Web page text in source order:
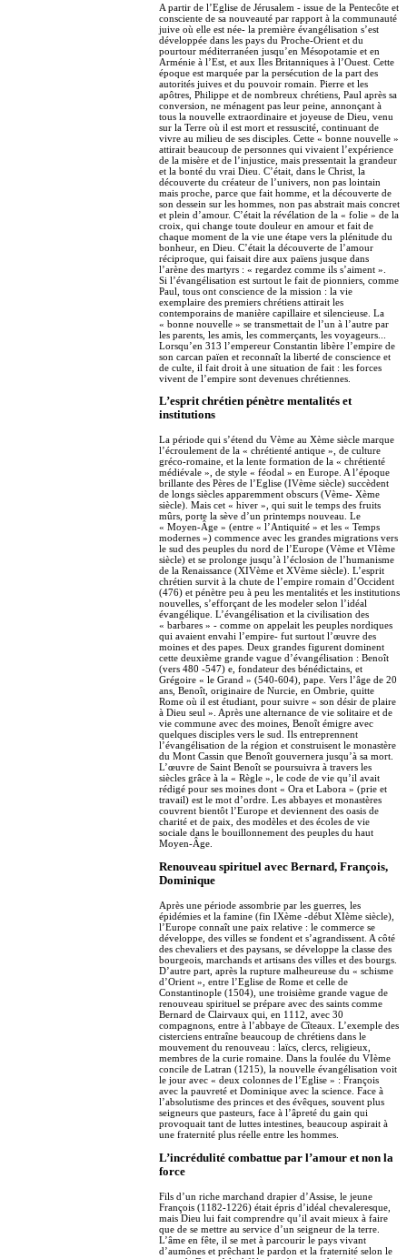
A partir de l’Eglise de Jérusalem - issue de la Pentecôte et
consciente de sa nouveauté par rapport à la communauté
juive où elle est née- la première évangélisation s’est
développée dans les pays du Proche-Orient et du
pourtour méditerranéen jusqu’en Mésopotamie et en
Arménie à l’Est, et aux Iles Britanniques à l’Ouest. Cette
époque est marquée par la persécution de la part des
autorités juives et du pouvoir romain. Pierre et les
apôtres, Philippe et de nombreux chrétiens, Paul après sa
conversion, ne ménagent pas leur peine, annonçant à
tous la nouvelle extraordinaire et joyeuse de Dieu, venu
sur la Terre où il est mort et ressuscité, continuant de
vivre au milieu de ses disciples. Cette « bonne nouvelle »
attirait beaucoup de personnes qui vivaient l’expérience
de la misère et de l’injustice, mais pressentait la grandeur
et la bonté du vrai Dieu. C’était, dans le Christ, la
découverte du créateur de l’univers, non pas lointain
mais proche, parce que fait homme, et la découverte de
son dessein sur les hommes, non pas abstrait mais concret
et plein d’amour. C’était la révélation de la « folie » de la
croix, qui change toute douleur en amour et fait de
chaque moment de la vie une étape vers la plénitude du
bonheur, en Dieu. C’était la découverte de l’amour
réciproque, qui faisait dire aux païens jusque dans
l’arène des martyrs : « regardez comme ils s’aiment ».
Si l’évangélisation est surtout le fait de pionniers, comme
Paul, tous ont conscience de la mission : la vie
exemplaire des premiers chrétiens attirait les
contemporains de manière capillaire et silencieuse. La
« bonne nouvelle » se transmettait de l’un à l’autre par
les parents, les amis, les commerçants, les voyageurs...
Lorsqu’en 313 l’empereur Constantin libère l’empire de
son carcan païen et reconnaît la liberté de conscience et
de culte, il fait droit à une situation de fait : les forces
vivent de l’empire sont devenues chrétiennes.
L’esprit chrétien pénètre mentalités et
institutions
La période qui s’étend du Vème au Xème siècle marque
l’écroulement de la « chrétienté antique », de culture
gréco-romaine, et la lente formation de la « chrétienté
médiévale », de style « féodal » en Europe. A l’époque
brillante des Pères de l’Eglise (IVème siècle) succèdent
de longs siècles apparemment obscurs (Vème- Xème
siècle). Mais cet « hiver », qui suit le temps des fruits
mûrs, porte la sève d’un printemps nouveau. Le
« Moyen-Âge » (entre « l’Antiquité » et les « Temps
modernes ») commence avec les grandes migrations vers
le sud des peuples du nord de l’Europe (Vème et VIème
siècle) et se prolonge jusqu’à l’éclosion de l’humanisme
de la Renaissance (XIVème et XVème siècle). L’esprit
chrétien survit à la chute de l’empire romain d’Occident
(476) et pénètre peu à peu les mentalités et les institutions
nouvelles, s’efforçant de les modeler selon l’idéal
évangélique. L’évangélisation et la civilisation des
« barbares » - comme on appelait les peuples nordiques
qui avaient envahi l’empire- fut surtout l’œuvre des
moines et des papes. Deux grandes figurent dominent
cette deuxième grande vague d’évangélisation : Benoît
(vers 480 -547) e, fondateur des bénédictains, et
Grégoire « le Grand » (540-604), pape. Vers l’âge de 20
ans, Benoît, originaire de Nurcie, en Ombrie, quitte
Rome où il est étudiant, pour suivre « son désir de plaire
à Dieu seul ». Après une alternance de vie solitaire et de
vie commune avec des moines, Benoît émigre avec
quelques disciples vers le sud. Ils entreprennent
l’évangélisation de la région et construisent le monastère
du Mont Cassin que Benoît gouvernera jusqu’à sa mort.
L’œuvre de Saint Benoît se poursuivra à travers les
siècles grâce à la « Règle », le code de vie qu’il avait
rédigé pour ses moines dont « Ora et Labora » (prie et
travail) est le mot d’ordre. Les abbayes et monastères
couvrent bientôt l’Europe et deviennent des oasis de
charité et de paix, des modèles et des écoles de vie
sociale dans le bouillonnement des peuples du haut
Moyen-Âge.
Renouveau spirituel avec Bernard, François,
Dominique
Après une période assombrie par les guerres, les
épidémies et la famine (fin IXème -début XIème siècle),
l’Europe connaît une paix relative : le commerce se
développe, des villes se fondent et s’agrandissent. A côté
des chevaliers et des paysans, se développe la classe des
bourgeois, marchands et artisans des villes et des bourgs.
D’autre part, après la rupture malheureuse du « schisme
d’Orient », entre l’Eglise de Rome et celle de
Constantinople (1504), une troisième grande vague de
renouveau spirituel se prépare avec des saints comme
Bernard de Clairvaux qui, en 1112, avec 30
compagnons, entre à l’abbaye de Cîteaux. L’exemple des
cisterciens entraîne beaucoup de chrétiens dans le
mouvement du renouveau : laïcs, clercs, religieux,
membres de la curie romaine. Dans la foulée du VIème
concile de Latran (1215), la nouvelle évangélisation voit
le jour avec « deux colonnes de l’Eglise » : François
avec la pauvreté et Dominique avec la science. Face à
l’absolutisme des princes et des évêques, souvent plus
seigneurs que pasteurs, face à l’âpreté du gain qui
provoquait tant de luttes intestines, beaucoup aspirait à
une fraternité plus réelle entre les hommes.
L’incrédulité combattue par l’amour et non la
force
Fils d’un riche marchand drapier d’Assise, le jeune
François (1182-1226) était épris d’idéal chevaleresque,
mais Dieu lui fait comprendre qu’il avait mieux à faire
que de se mettre au service d’un seigneur de la terre.
L’âme en fête, il se met à parcourir le pays vivant
d’aumônes et prêchant le pardon et la fraternité selon le